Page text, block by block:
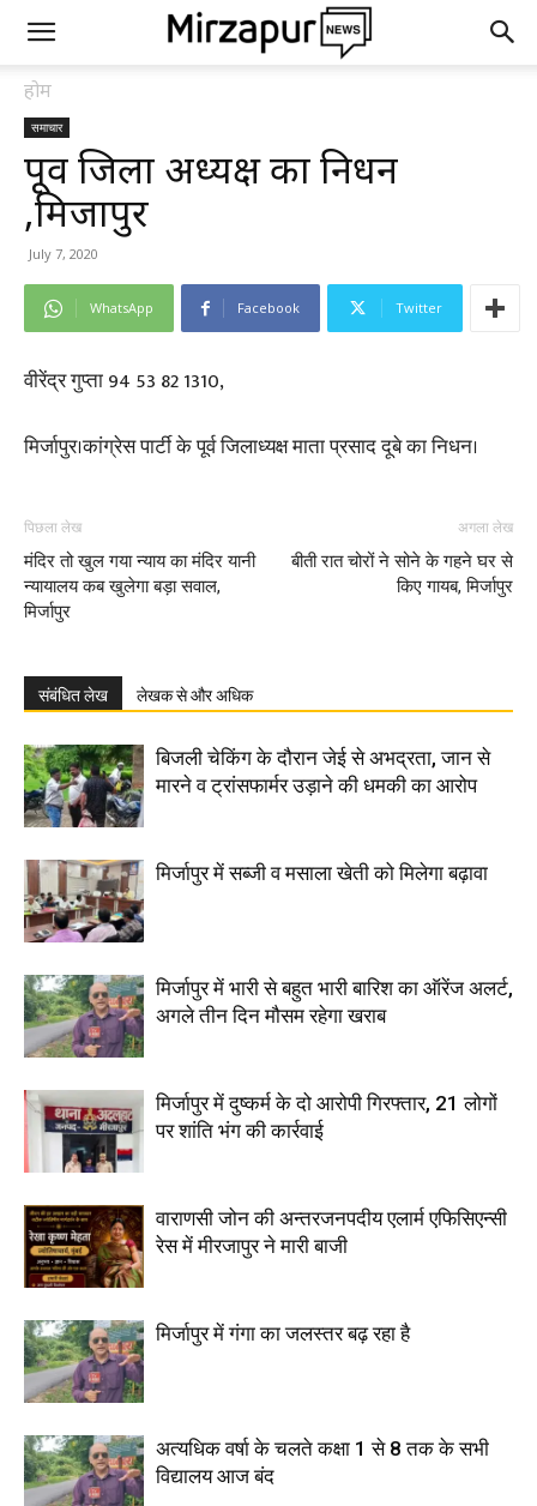
होम
समाचार
पूर्व जिला अध्यक्ष का निधन
,मिर्जापुर
July 7, 2020
WhatsApp Facebook Twitter
वीरेंद्र गुप्ता 94 53 82 1310,
मिर्जापुर।कांग्रेस पार्टी के पूर्व जिलाध्यक्ष माता प्रसाद दूबे का निधन।
पिछला लेख
मंदिर तो खुल गया न्याय का मंदिर यानी
न्यायालय कब खुलेगा बड़ा सवाल,
मिर्जापुर
अगला लेख
बीती रात चोरों ने सोने के गहने घर से
किए गायब, मिर्जापुर
संबंधित लेख लेखक से और अधिक
बिजली चेकिंग के दौरान जेई से अभद्रता, जान से
मारने व ट्रांसफार्मर उड़ाने की धमकी का आरोप
मिर्जापुर में सब्जी व मसाला खेती को मिलेगा बढ़ावा
मिर्जापुर में भारी से बहुत भारी बारिश का ऑरेंज अलर्ट,
अगले तीन दिन मौसम रहेगा खराब
मिर्जापुर में दुष्कर्म के दो आरोपी गिरफ्तार, 21 लोगों
पर शांति भंग की कार्रवाई
वाराणसी जोन की अन्तरजनपदीय एलार्म एफिसिएन्सी
रेस में मीरजापुर ने मारी बाजी
मिर्जापुर में गंगा का जलस्तर बढ़ रहा है
अत्यधिक वर्षा के चलते कक्षा 1 से 8 तक के सभी
विद्यालय आज बंद